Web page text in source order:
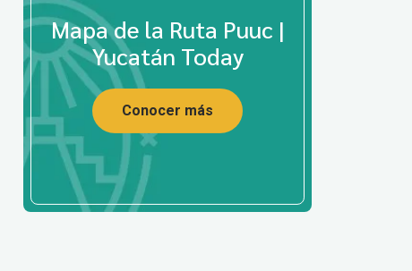
Mapa de la Ruta Puuc |
Yucatán Today
Conocer más